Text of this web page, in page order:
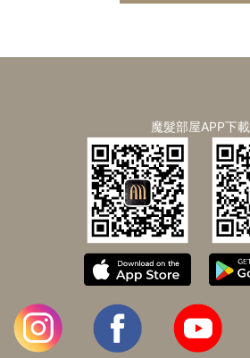
魔髮部屋APP下載